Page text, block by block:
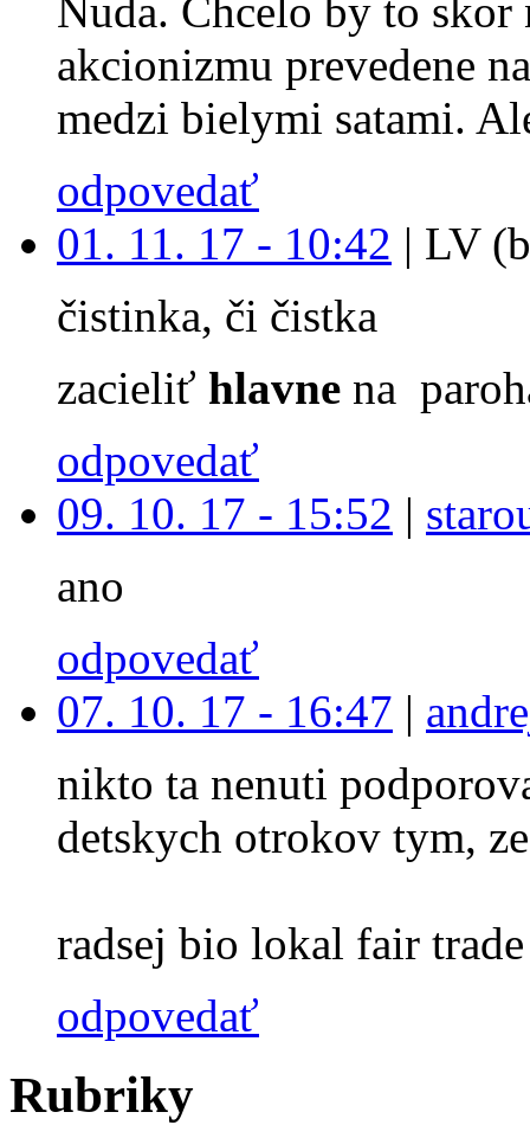
Nuda. Chcelo by to
akcionizmu prevedene
medzi bielymi satami.
odpovedať
01. 11. 17 - 10:42 | LV
čistinka, či čistka
zacieliť hlavne na
odpovedať
09. 10. 17 - 15:52 |
ano
odpovedať
07. 10. 17 - 16:47 |
nikto ta nenuti
detskych otrokov tym,
radsej bio lokal fair
odpovedať
Rubriky